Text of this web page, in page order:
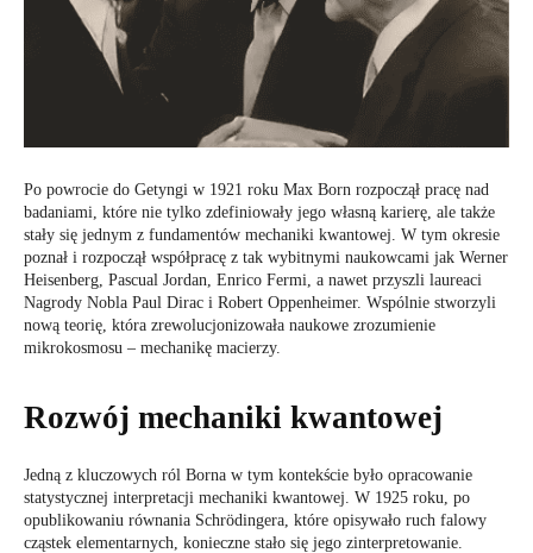
Po powrocie do Getyngi w 1921 roku Max Born rozpoczął pracę nad
badaniami, które nie tylko zdefiniowały jego własną karierę, ale także
stały się jednym z fundamentów mechaniki kwantowej. W tym okresie
poznał i rozpoczął współpracę z tak wybitnymi naukowcami jak Werner
Heisenberg, Pascual Jordan, Enrico Fermi, a nawet przyszli laureaci
Nagrody Nobla Paul Dirac i Robert Oppenheimer. Wspólnie stworzyli
nową teorię, która zrewolucjonizowała naukowe zrozumienie
mikrokosmosu – mechanikę macierzy.
Rozwój mechaniki kwantowej
Jedną z kluczowych ról Borna w tym kontekście było opracowanie
statystycznej interpretacji mechaniki kwantowej. W 1925 roku, po
opublikowaniu równania Schrödingera, które opisywało ruch falowy
cząstek elementarnych, konieczne stało się jego zinterpretowanie.